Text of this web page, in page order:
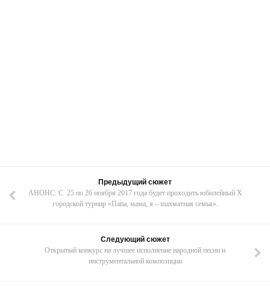
Предыдущий сюжет
АНОНС: С 25 по 26 ноября 2017 года будет проходить юбилейный X
городской турнир «Папа, мама, я – шахматная семья».
Следующий сюжет
Открытый конкурс на лучшее исполнение народной песни и
инструментальной композиции